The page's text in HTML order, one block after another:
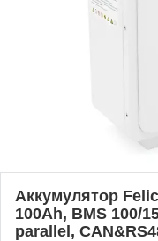
Аккумулятор
100Ah, BMS 100/
parallel,